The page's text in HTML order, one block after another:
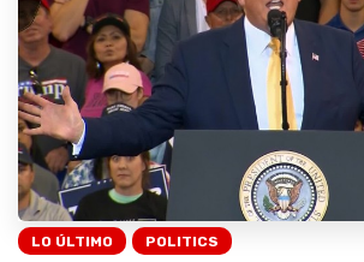
LO ÚLTIMO POLITICS